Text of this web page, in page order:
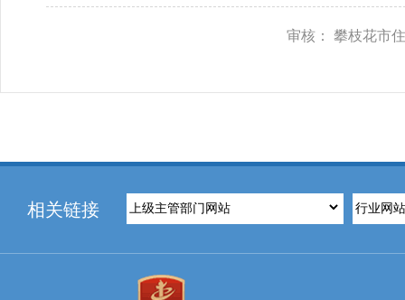
审核： 攀枝花市
相关链接